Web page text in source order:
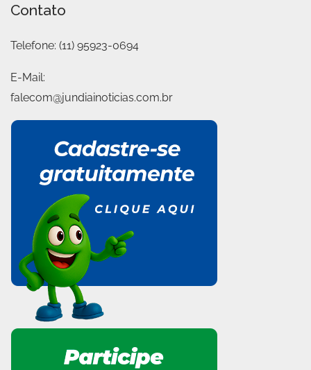
Contato
Telefone: (11) 95923-0694
E-Mail:
falecom@jundiainoticias.com.br